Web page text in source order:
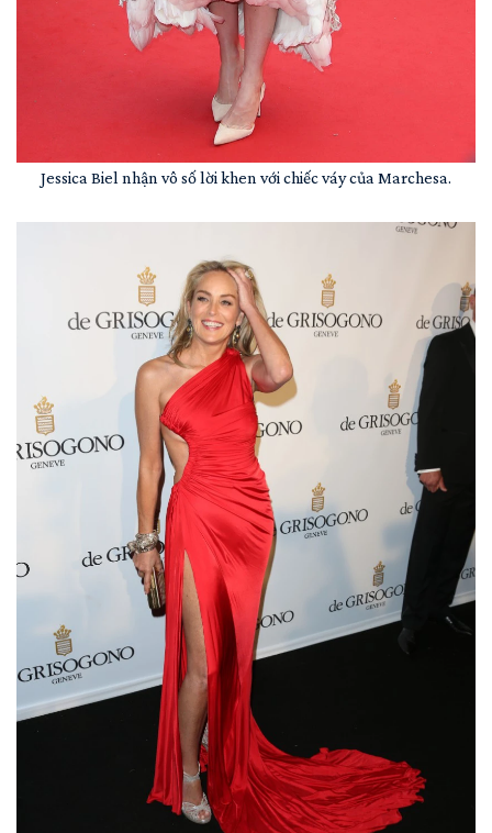
Jessica Biel nhận vô số lời khen với chiếc váy của Marchesa.